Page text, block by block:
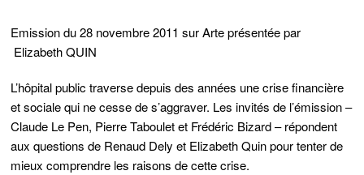
Emission du 28 novembre 2011 sur Arte présentée par
Elizabeth QUIN
L’hôpital public traverse depuis des années une crise financière
et sociale qui ne cesse de s’aggraver. Les invités de l’émission –
Claude Le Pen, Pierre Taboulet et Frédéric Bizard – répondent
aux questions de Renaud Dely et Elizabeth Quin pour tenter de
mieux comprendre les raisons de cette crise.